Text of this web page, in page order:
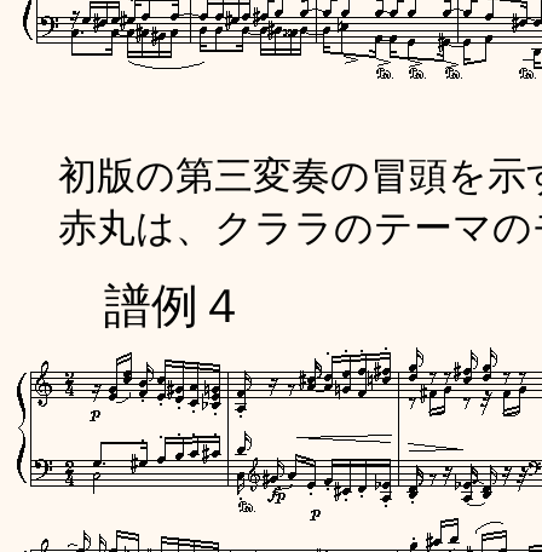
初版の第三変奏の冒頭を示
赤丸は、クララのテーマ
譜例４